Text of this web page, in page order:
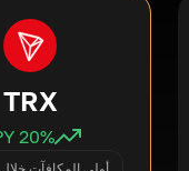
TRX
20% APY